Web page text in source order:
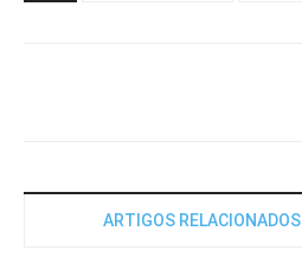
ARTIGOS RELACIONADOS